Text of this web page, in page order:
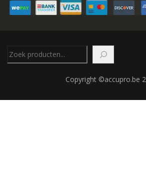
Copyright ©accupro.be